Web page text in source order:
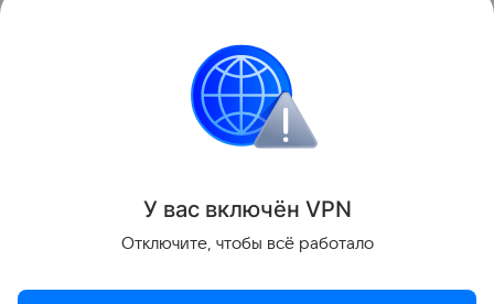
Мамины будни: путешествие на
Поделиться
У вас включён VPN
Отключите, чтобы всё работало